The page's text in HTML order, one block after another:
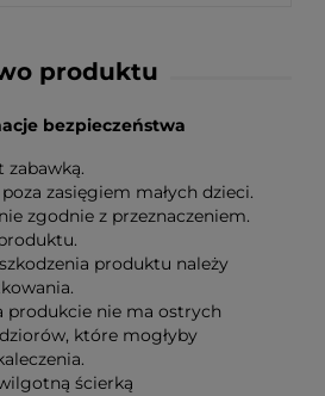
produktu
bezpieczeństwa
zabawką.
zasięgiem małych dzieci.
zgodnie z przeznaczeniem.
produktu należy
produkcie nie ma ostrych
które mogłyby
ścierką